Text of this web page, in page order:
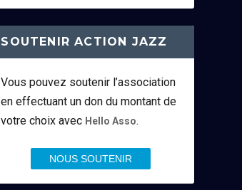
SOUTENIR ACTION JAZZ
Vous pouvez soutenir l’association
en effectuant un don du montant de
votre choix avec Hello Asso.
NOUS SOUTENIR